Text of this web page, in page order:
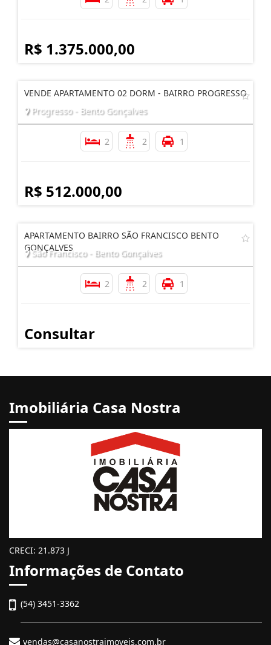
R$ 1.375.000,00
VENDE APARTAMENTO 02 DORM - BAIRRO PROGRESSO
Progresso - Bento Gonçalves
2 2 1
R$ 512.000,00
APARTAMENTO BAIRRO SÃO FRANCISCO BENTO
GONÇALVES
São Francisco - Bento Gonçalves
2 2 1
Consultar
Imobiliária Casa Nostra
CRECI: 21.873 J
Informações de Contato
(54) 3451-3362
vendas@casanostraimoveis.com.br